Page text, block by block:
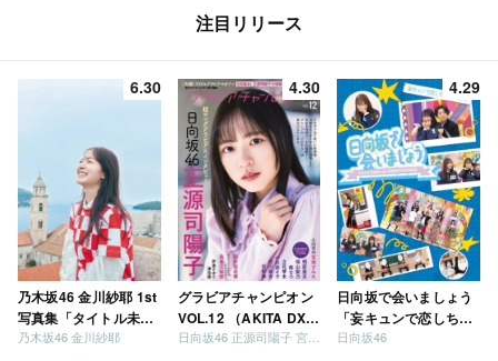
注目リリース
6.30
乃木坂46 金川紗耶 1st
写真集「タイトル未
定」
乃木坂46 金川紗耶
4.30
グラビアチャンピオン
VOL.12 （AKITA DXシ
リーズ）
日向坂46 正源司陽子 宮地すみれ
4.29
日向坂で会いましょう
「妄キュンで恋しちゃ
いましょう」「どっち
日向坂46